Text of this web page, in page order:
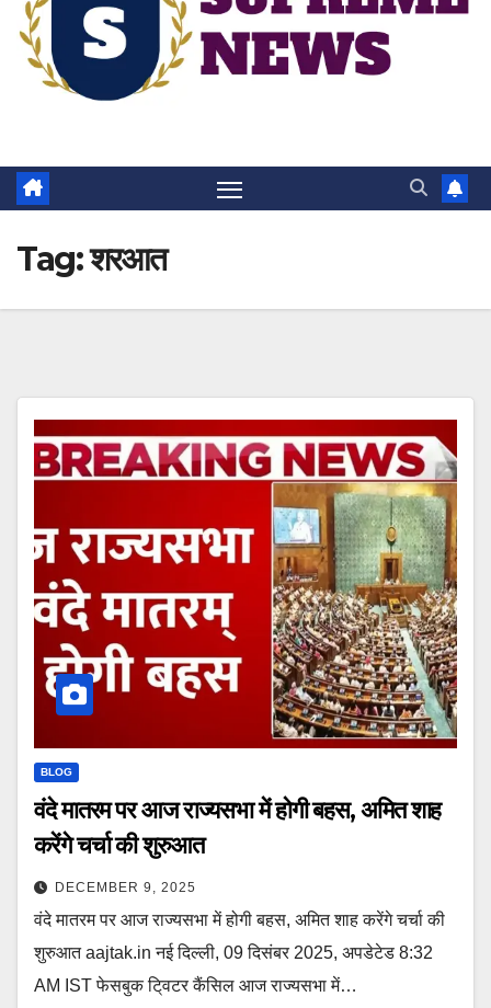
Tag:शरआत
BLOG
वंदे मातरम पर आज राज्यसभा में होगी बहस, अमित शाह
करेंगे चर्चा की शुरुआत
DECEMBER 9, 2025
वंदे मातरम पर आज राज्यसभा में होगी बहस, अमित शाह करेंगे चर्चा की
शुरुआत aajtak.in नई दिल्ली, 09 दिसंबर 2025, अपडेटेड 8:32
AM IST फेसबुक टि्वटर कैंसिल आज राज्यसभा में…